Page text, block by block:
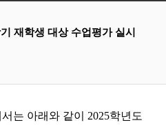
재학생 대상 수업평가 실시
는 아래와 같이 2025학년도